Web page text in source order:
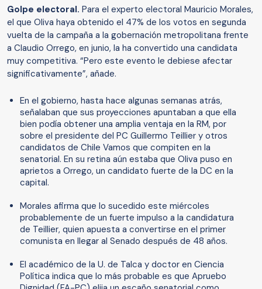
Golpe electoral. Para el experto electoral Mauricio Morales,
el que Oliva haya obtenido el 47% de los votos en segunda
vuelta de la campaña a la gobernación metropolitana frente
a Claudio Orrego, en junio, la ha convertido una candidata
muy competitiva. “Pero este evento le debiese afectar
significativamente”, añade.
En el gobierno, hasta hace algunas semanas atrás,
señalaban que sus proyecciones apuntaban a que ella
bien podía obtener una amplia ventaja en la RM, por
sobre el presidente del PC Guillermo Teillier y otros
candidatos de Chile Vamos que compiten en la
senatorial. En su retina aún estaba que Oliva puso en
aprietos a Orrego, un candidato fuerte de la DC en la
capital.
Morales afirma que lo sucedido este miércoles
probablemente de un fuerte impulso a la candidatura
de Teillier, quien apuesta a convertirse en el primer
comunista en llegar al Senado después de 48 años.
El académico de la U. de Talca y doctor en Ciencia
Política indica que lo más probable es que Apruebo